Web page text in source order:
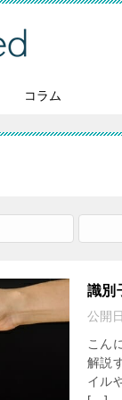
コラム
識別
公開
こん
解説
イル